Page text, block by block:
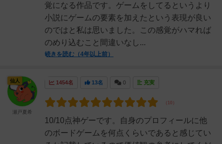
覚になる作品です。ゲームをしてるというより
小説にゲームの要素を加えたという表現が良い
のではと私は思いました。この感覚がハマれば
のめり込むこと間違いなし...
続きを読む（4年以上前）
1454名 13名 0 充実
10/10点神ゲーです。自身のプロフィールに他
のボードゲームを何点くらいであると感じてい
仙人
瀬戸夏希